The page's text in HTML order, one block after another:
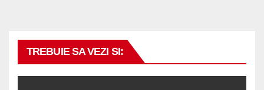
TREBUIE SA VEZI SI: